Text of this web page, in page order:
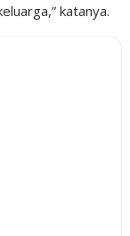
katanya.